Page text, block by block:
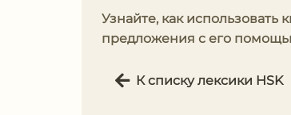
Узнайте, как использовать
предложения с его
К списку лексики HSK